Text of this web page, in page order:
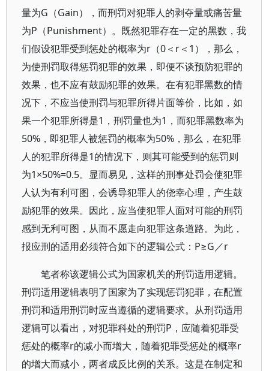
量为G（Gain），而刑罚对犯罪人的剥夺量或痛苦量
为P（Punishment）。既然犯罪存在一定的黑数，我
们假设犯罪受到惩处的概率为r（0＜r＜1），那么，
为使刑罚取得惩罚犯罪的效果，即便不谈预防犯罪的
效果，也不应有鼓励犯罪的效果。在有犯罪黑数的情
况下，不应当使刑罚与犯罪所得片面等价，比如，如
果一个犯罪所得是1，刑罚量也为1，而犯罪黑数率为
50%，即犯罪人被惩罚的概率为50%，那么，在犯罪
人的犯罪所得是1的情况下，则其可能受到的惩罚则
为1×50%=0.5。显而易见，这样的刑事处罚会使犯罪
人认为有利可图，会诱导犯罪人的侥幸心理，产生鼓
励犯罪的效果。因此，应当使犯罪人面对可能的刑罚
感到无利可图，从而不愿走向犯罪这条道路。为此，
报应刑的适用必须符合如下的逻辑公式：P≥G／r
笔者称该逻辑公式为国家机关的刑罚适用逻辑。
刑罚适用逻辑表明了国家为了实现惩罚犯罪，在配置
刑罚和适用刑罚时应当遵循的逻辑要求。从刑罚适用
逻辑可以看出，对犯罪科处的刑罚P，应随着犯罪受
惩处的概率r的减小而增大，随着犯罪受惩处的概率r
的增大而减小，两者成反比例的关系。这是在制定和